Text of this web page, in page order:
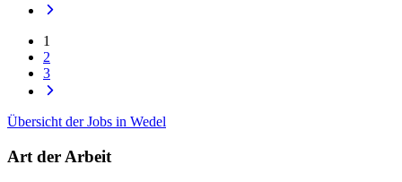
1
2
3
Übersicht der Jobs in Wedel
Art der Arbeit